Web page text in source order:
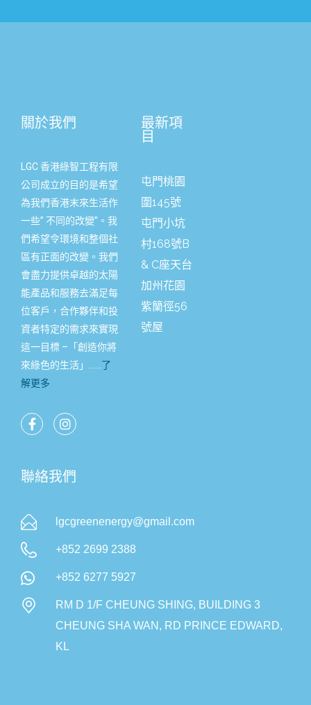
關於我們
LGC 香港綠智工程有限
公司成立的目的是希望
為我們香港末來生活作
一些” 不同的改變”。我
們希望令環境和整個社
區有正面的改變。我們
會盡力提供卓越的太陽
能產品和服務去滿足每
位客戶，合作夥伴和投
資者特定的需求來實現
這一目標 –「創造你將
來綠色的生活」…… 了
解更多
最新項
目
屯門桃園
圍145號
屯門小坑
村168號B
& C座天台
加州花園
紫籣徑56
號屋
聯絡我們
lgcgreenenergy@gmail.com
+852 2699 2388
+852 6277 5927
RM D 1/F CHEUNG SHING, BUILDING 3
CHEUNG SHA WAN, RD PRINCE EDWARD,
KL